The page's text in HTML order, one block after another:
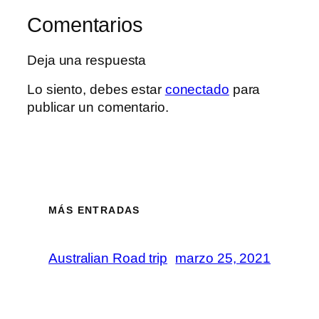
Comentarios
Deja una respuesta
Lo siento, debes estar conectado para
publicar un comentario.
MÁS ENTRADAS
Australian Road trip marzo 25, 2021